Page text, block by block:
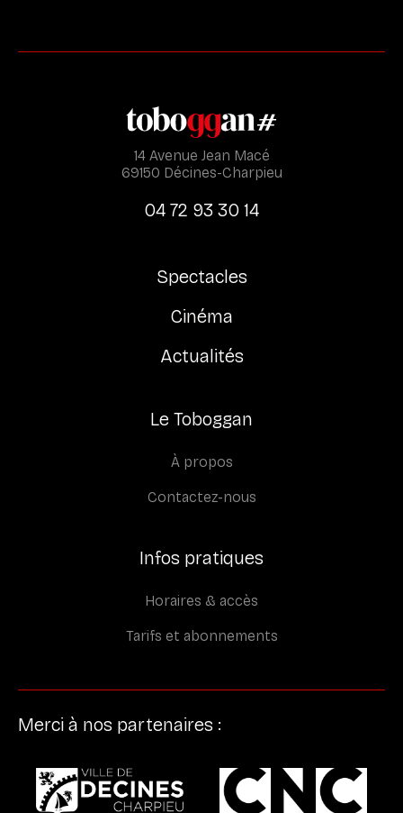
14 Avenue Jean Macé
69150 Décines-Charpieu
04 72 93 30 14
Spectacles
Cinéma
Actualités
Le Toboggan
À propos
Contactez-nous
Infos pratiques
Horaires & accès
Tarifs et abonnements
Merci à nos partenaires :